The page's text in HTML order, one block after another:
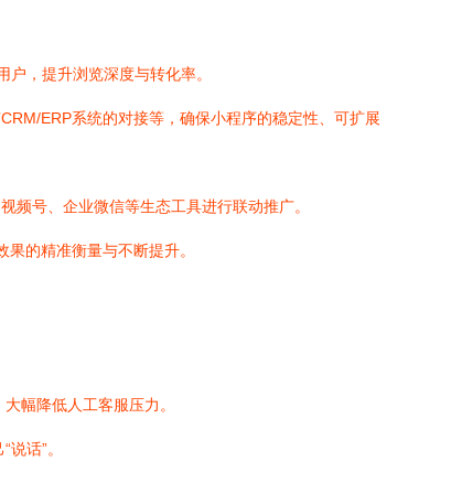
，提升浏览深度与转化率。
ERP系统的对接等，确保小程序的稳定性、可扩展
频号、企业微信等生态工具进行联动推广。
的精准衡量与不断提升。
幅降低人工客服压力。
话”。